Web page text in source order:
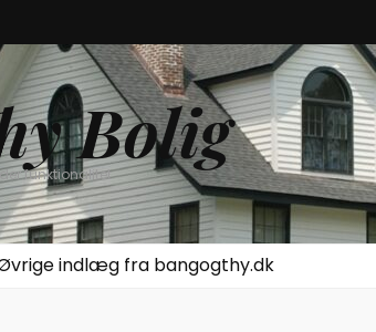
Bolig
funktionalitet
indlæg fra bangogthy.dk